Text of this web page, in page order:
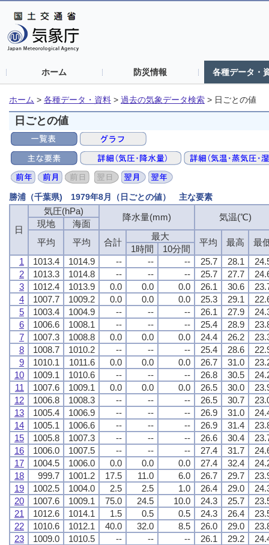
ホーム 防災情報 各種データ・
ホーム > 各種データ・資料 > 過去の気象データ検索 > 日ごとの値
日ごとの値
勝浦（千葉県) 1979年8月（日ごとの値） 主な要素
日
気圧(hPa)
降水量(mm) 気温(℃)
現地
海面
平均
平均 合計
最大
平均 最高 最
1時間
10分間
1
1013.4 1014.9 -- -- -- 25.7 28.1
2
1013.3 1014.8 -- -- -- 25.7 27.7
3
1012.4 1013.9 0.0 0.0 0.0 26.1 30.6
4
1007.7 1009.2 0.0 0.0 0.0 25.3 29.1
5
1003.4 1004.9 -- -- -- 26.1 27.9
6
1006.6 1008.1 -- -- -- 25.4 28.9
7
1007.3 1008.8 0.0 0.0 0.0 24.4 26.2
8
1008.7 1010.2 -- -- -- 25.4 28.6
9
1010.1 1011.6 0.0 0.0 0.0 26.7 31.0
10
1009.1 1010.6 -- -- -- 26.8 30.5
11
1007.6 1009.1 0.0 0.0 0.0 26.5 30.0
12
1006.8 1008.3 -- -- -- 26.5 30.7
13
1005.4 1006.9 -- -- -- 26.9 31.0
14
1005.1 1006.6 -- -- -- 26.9 31.4
15
1005.8 1007.3 -- -- -- 26.6 30.4
16
1006.0 1007.5 -- -- -- 27.4 31.7
17
1004.5 1006.0 0.0 0.0 0.0 27.4 32.4
18
999.7 1001.2 17.5 11.0 6.0 26.7 29.7
19
1002.5 1004.0 2.5 2.5 1.0 26.4 29.0
20
1007.6 1009.1 75.0 24.5 10.0 24.3 25.7
21
1012.6 1014.1 1.5 0.5 0.5 24.3 26.4
22
1010.6 1012.1 40.0 32.0 8.5 26.0 29.0
23
1009.0 1010.5 -- -- -- 26.1 29.2